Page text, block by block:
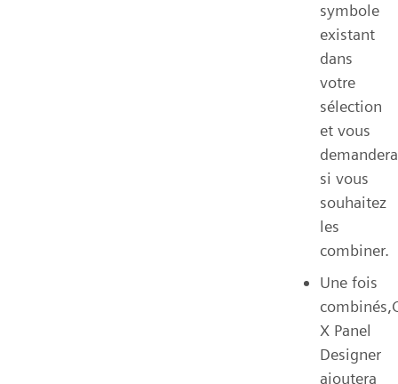
symbole
existant
dans
votre
sélection
et vous
demandera
si vous
souhaitez
les
combiner.
Une fois
X Panel
Designer
ajoutera